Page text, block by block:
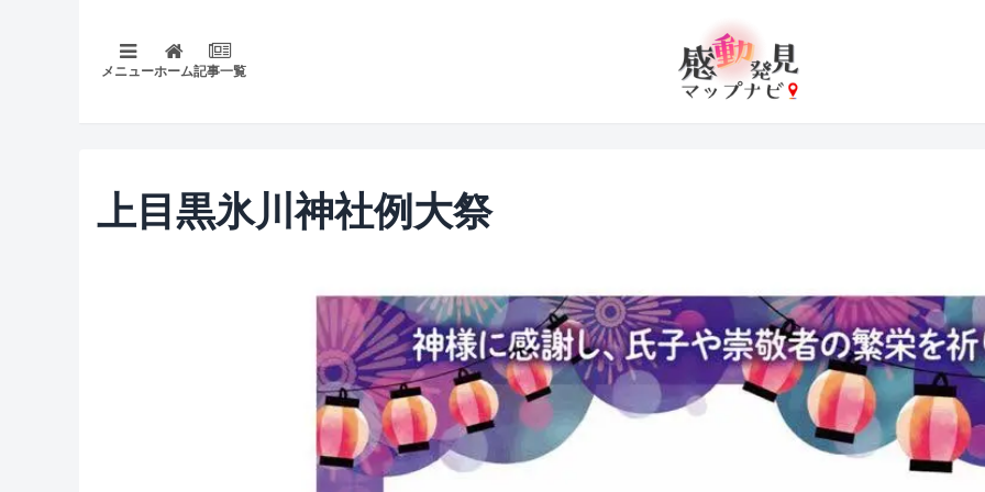
メニューホーム記事一覧
上目黒氷川神社例大祭